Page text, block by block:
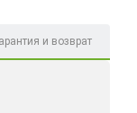
и возврат